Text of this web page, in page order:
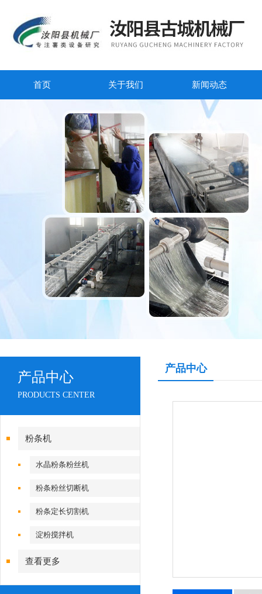
首页 关于我们 新闻动态
产品中心
PRODUCTS CENTER
粉条机
水晶粉条粉丝机
粉条粉丝切断机
粉条定长切割机
淀粉搅拌机
查看更多
产品中心